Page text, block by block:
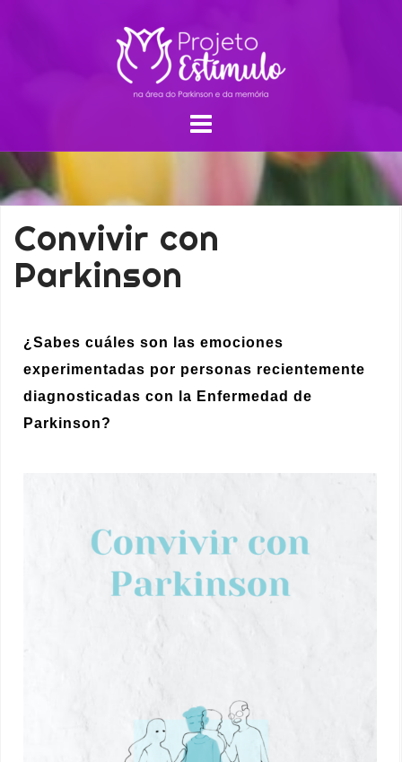
Convivir con
Parkinson
¿Sabes cuáles son las emociones
experimentadas por personas recientemente
diagnosticadas con la Enfermedad de
Parkinson?